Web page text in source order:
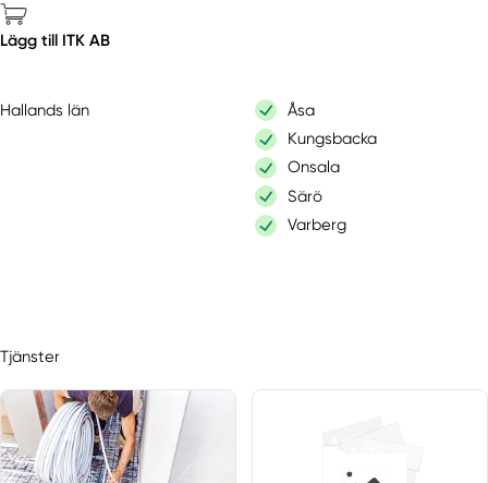
Lägg till ITK AB
Hallands län
Åsa
Kungsbacka
Onsala
Särö
Varberg
Tjänster